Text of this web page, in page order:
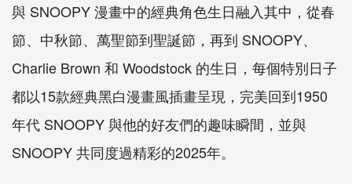
與 SNOOPY 漫畫中的經典角色生日融入其中，從春
節、中秋節、萬聖節到聖誕節，再到 SNOOPY、
Charlie Brown 和 Woodstock 的生日，每個特別日子
都以15款經典黑白漫畫風插畫呈現，完美回到1950
年代 SNOOPY 與他的好友們的趣味瞬間，並與
SNOOPY 共同度過精彩的2025年。